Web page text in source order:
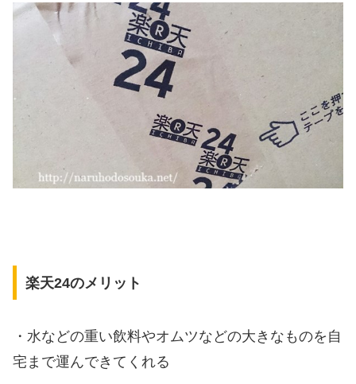
楽天24のメリット
・水などの重い飲料やオムツなどの大きなものを自
宅まで運んできてくれる